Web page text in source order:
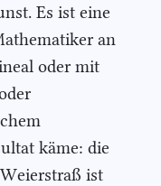
Es ist eine
an
oder mit
käme: die
ist